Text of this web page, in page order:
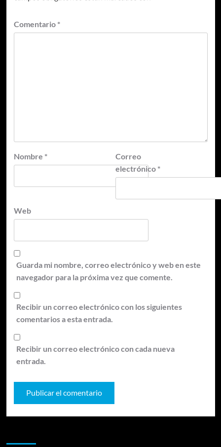
Comentario *
Nombre *
Correo
electrónico *
Web
Guarda mi nombre, correo electrónico y web en este
navegador para la próxima vez que comente.
Recibir un correo electrónico con los siguientes
comentarios a esta entrada.
Recibir un correo electrónico con cada nueva
entrada.